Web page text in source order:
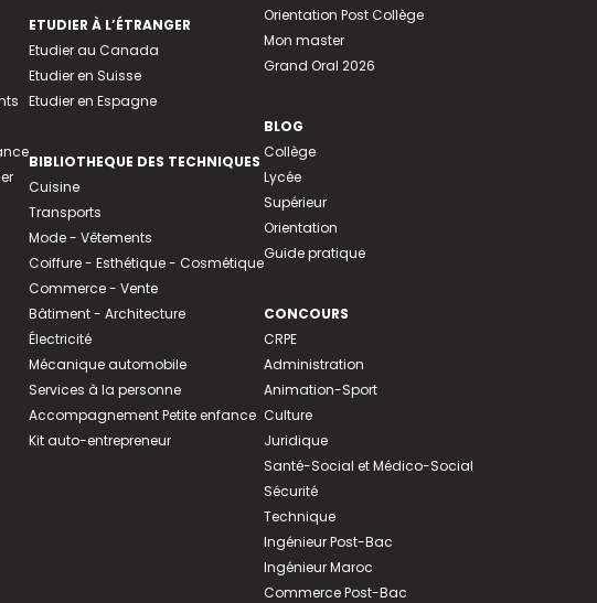
ETUDIER À L’ÉTRANGER
Etudier au Canada
Etudier en Suisse
Etudier en Espagne
BIBLIOTHEQUE DES TECHNIQUES
Cuisine
Transports
Mode - Vêtements
Coiffure - Esthétique - Cosmétique
Commerce - Vente
Bâtiment - Architecture
Électricité
Mécanique automobile
Services à la personne
Accompagnement Petite enfance
Kit auto-entrepreneur
Orientation Post Collège
Mon master
Grand Oral 2026
BLOG
Collège
Lycée
Supérieur
Orientation
Guide pratique
CONCOURS
CRPE
Administration
Animation-Sport
Culture
Juridique
Santé-Social et Médico-Social
Sécurité
Technique
Ingénieur Post-Bac
Ingénieur Maroc
Commerce Post-Bac